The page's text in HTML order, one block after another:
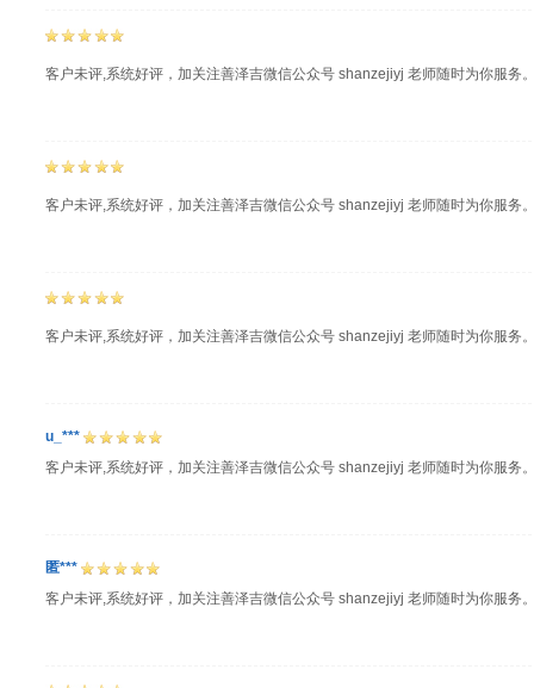
客户未评,系统好评，加关注善泽吉微信公众号 shanzejiyj 老师随时为你服务
客户未评,系统好评，加关注善泽吉微信公众号 shanzejiyj 老师随时为你服务
客户未评,系统好评，加关注善泽吉微信公众号 shanzejiyj 老师随时为你服务
u_***
客户未评,系统好评，加关注善泽吉微信公众号 shanzejiyj 老师随时为你服务
匿***
客户未评,系统好评，加关注善泽吉微信公众号 shanzejiyj 老师随时为你服务